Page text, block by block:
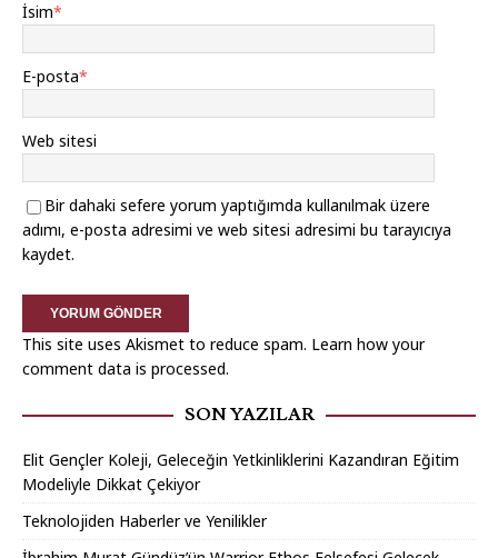
İsim*
E-posta*
Web sitesi
Bir dahaki sefere yorum yaptığımda kullanılmak üzere
adımı, e-posta adresimi ve web sitesi adresimi bu tarayıcıya
kaydet.
This site uses Akismet to reduce spam. Learn how your
comment data is processed.
SON YAZILAR
Elit Gençler Koleji, Geleceğin Yetkinliklerini Kazandıran Eğitim
Modeliyle Dikkat Çekiyor
Teknolojiden Haberler ve Yenilikler